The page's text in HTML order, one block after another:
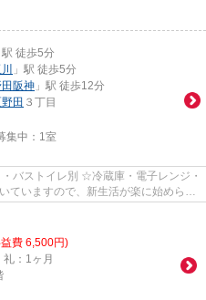
駅 徒歩5分
」駅 徒歩5分
阪神 」駅 徒歩12分
野田 ３丁目
集中： 1室
バストイレ別 ☆冷蔵庫・電子レンジ・
ていますので、新生活が楽に始められ
費 6,500円)
：1ヶ月